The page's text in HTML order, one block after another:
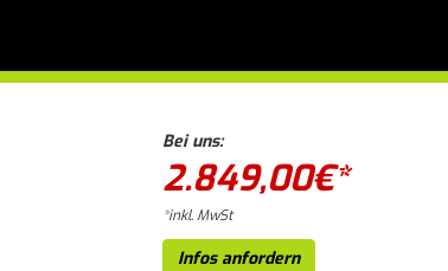
Bei uns:
2.849,00€*
*inkl. MwSt
Infos anfordern